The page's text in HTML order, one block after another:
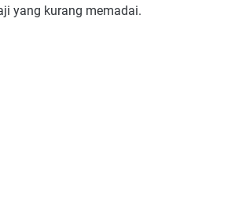
yang kurang memadai.